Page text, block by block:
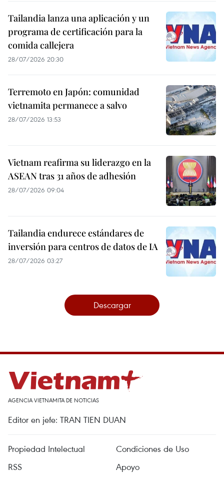
Tailandia lanza una aplicación y un
programa de certificación para la
comida callejera
28/07/2026 20:30
Terremoto en Japón: comunidad
vietnamita permanece a salvo
28/07/2026 13:53
Vietnam reafirma su liderazgo en la
ASEAN tras 31 años de adhesión
28/07/2026 09:04
Tailandia endurece estándares de
inversión para centros de datos de IA
28/07/2026 03:27
Descargar
AGENCIA VIETNAMITA DE NOTICIAS
Editor en jefe: TRAN TIEN DUAN
Propiedad Intelectual
Condiciones de Uso
RSS
Apoyo